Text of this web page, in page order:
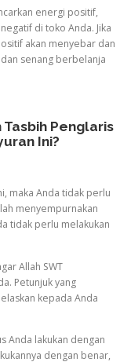
energi positif,
di toko Anda. Jika
akan menyebar dan
senang berbelanja
Penglaris
Ini?
maka Anda tidak perlu
menyempurnakan
tidak perlu melakukan
Allah SWT
Petunjuk yang
kepada Anda
Anda lakukan dengan
dengan benar,